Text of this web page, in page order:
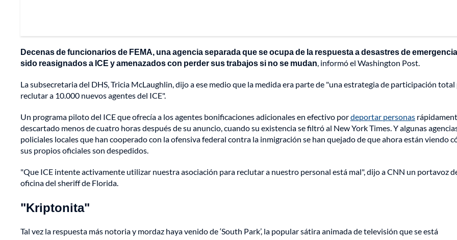
Decenas de funcionarios de FEMA, una agencia separada que se ocupa de la respuesta a desastres de
sido reasignados a ICE y amenazados con perder sus trabajos si no se mudan, informó el Washington Post.
La subsecretaria del DHS, Tricia McLaughlin, dijo a ese medio que la medida era parte de "una estrategia de participación total
reclutar a 10.000 nuevos agentes del ICE".
Un programa piloto del ICE que ofrecía a los agentes bonificaciones adicionales en efectivo pordeportar personas
descartado menos de cuatro horas después de su anuncio, cuando su existencia se filtró al New York Times. Y algunas
policiales locales que han cooperado con la ofensiva federal contra la inmigración se han quejado de que ahora están viendo
sus propios oficiales son despedidos.
"Que ICE intente activamente utilizar nuestra asociación para reclutar a nuestro personal está mal", dijo a CNN un portavoz
oficina del sheriff de Florida.
"Kriptonita"
Tal vez la respuesta más notoria y mordaz haya venido de ‘South Park’, la popular sátira animada de televisión que se está